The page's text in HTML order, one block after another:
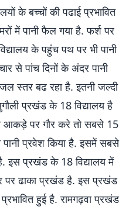
के बच्चों की पढाई प्रभावित
में पानी फैल गया है. फर्श पर
के पहुंच पथ पर भी पानी
से पांच दिनों के अंदर पानी
स्तर बढ रहा है. इतनी जल्दी
प्रखंड के 18 विद्यालय है
आकड़े पर गौर करे तो सबसे 15
पानी प्रवेश किया है. इसमें सबसे
इस प्रखंड के 18 विद्यालय में
पर ढाका प्रखंड है. इस प्रखंड
हुई है. रामगढ़वा प्रखंड